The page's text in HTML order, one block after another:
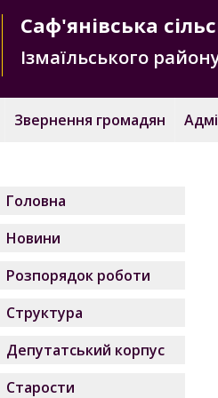
Саф'янівська
Ізмаїльського
Звернення громадян
Головна
Новини
Розпорядок роботи
Структура
Депутатський корпус
Старости